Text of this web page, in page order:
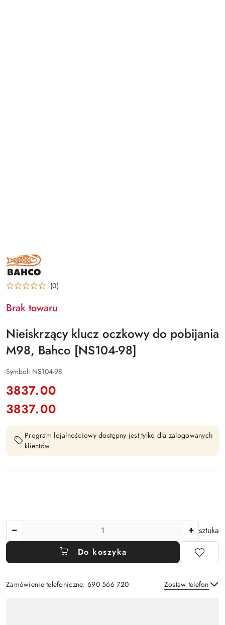
BAHCO
(0)
Brak towaru
Nieiskrzący klucz oczkowy do pobijania
M98, Bahco [NS104-98]
Symbol: NS104-98
cena:
3837.00
Cena:
3837.00
Program lojalnościowy dostępny jest tylko dla zalogowanych
klientów.
sztuka
Do koszyka
Zamówienie telefoniczne: 690 566 720 Zostaw telefon